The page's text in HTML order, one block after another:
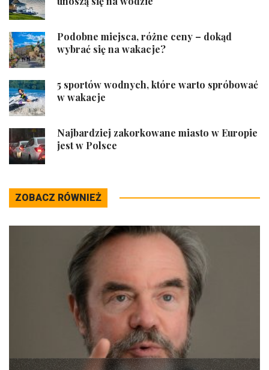
Podobne miejsca, różne ceny – dokąd
wybrać się na wakacje?
5 sportów wodnych, które warto spróbować
w wakacje
Najbardziej zakorkowane miasto w Europie
jest w Polsce
ZOBACZ RÓWNIEŻ